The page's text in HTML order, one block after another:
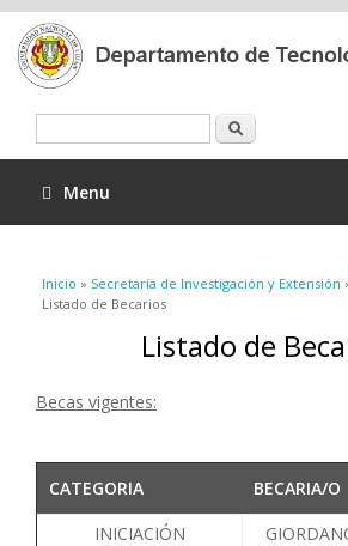
Menu
Se encuentra usted aquí
Inicio » Secretaría de Investigación y Extensión
Listado de Becarios
Listado de
Becas vigentes:
CATEGORIA BECARIA/O
INICIACIÓN